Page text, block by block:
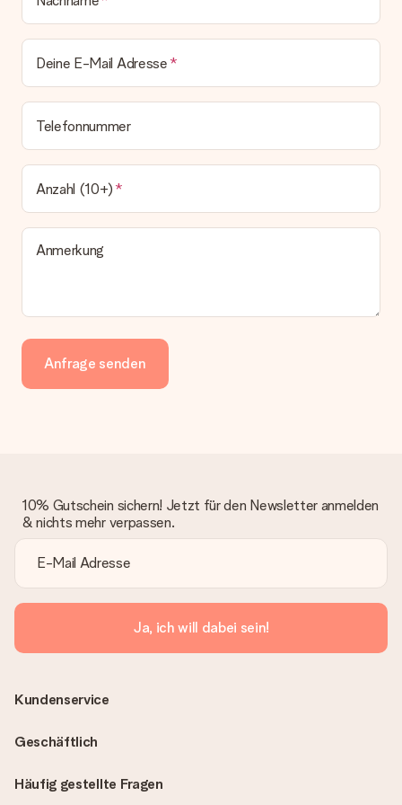
Deine E-Mail Adresse
Telefonnummer
Anzahl (10+)
Anmerkung
Anfrage senden
10% Gutschein sichern! Jetzt für den Newsletter anmelden
& nichts mehr verpassen.
Ja, ich will dabei sein!
Häufig gestellte Fragen
Kundenservice
Geschäftlich